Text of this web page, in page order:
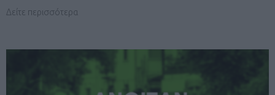
Δείτε περισσότερα